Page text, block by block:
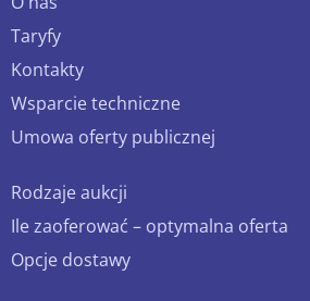
Taryfy
Kontakty
Wsparcie techniczne
Umowa oferty publicznej
Rodzaje aukcji
Ile zaoferować – optymalna oferta
Opcje dostawy